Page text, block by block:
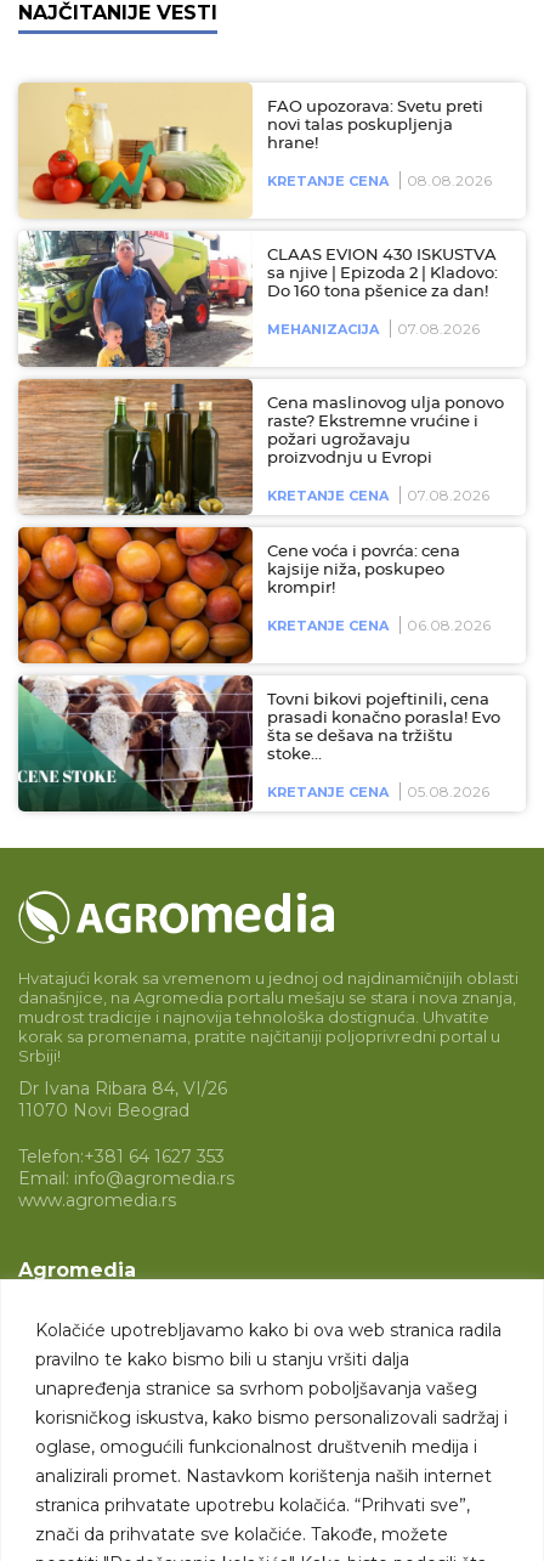
Kolačiće upotrebljavamo kako bi ova web stranica radila
pravilno te kako bismo bili u stanju vršiti dalja
unapređenja stranice sa svrhom poboljšavanja vašeg
korisničkog iskustva, kako bismo personalizovali sadržaj i
oglase, omogućili funkcionalnost društvenih medija i
analizirali promet. Nastavkom korištenja naših internet
stranica prihvatate upotrebu kolačića. “Prihvati sve”,
znači da prihvatate sve kolačiće. Takođe, možete
NAJČITANIJE VESTI
FAO upozorava: Svetu preti
novi talas poskupljenja
hrane!
KRETANJE CENA 08.08.2026
CLAAS EVION 430 ISKUSTVA
sa njive | Epizoda 2 | Kladovo:
Do 160 tona pšenice za dan!
MEHANIZACIJA 07.08.2026
Cena maslinovog ulja ponovo
raste? Ekstremne vrućine i
požari ugrožavaju
proizvodnju u Evropi
KRETANJE CENA 07.08.2026
Cene voća i povrća: cena
kajsije niža, poskupeo
krompir!
KRETANJE CENA 06.08.2026
Tovni bikovi pojeftinili, cena
prasadi konačno porasla! Evo
šta se dešava na tržištu
stoke…
KRETANJE CENA 05.08.2026
Hvatajući korak sa vremenom u jednoj od najdinamičnijih oblasti
današnjice, na Agromedia portalu mešaju se stara i nova znanja,
mudrost tradicije i najnovija tehnološka dostignuća. Uhvatite
korak sa promenama, pratite najčitaniji poljoprivredni portal u
Srbiji!
Dr Ivana Ribara 84, VI/26
11070 Novi Beograd
Telefon:+381 64 1627 353
Email: info@agromedia.rs
www.agromedia.rs
Agromedia
Svet poljoprivrede
Marketing usluge
Tražimo saradnike
Kontakt
Kontakt